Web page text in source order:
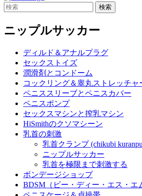
検索
ニップルサッカー
ディルド＆アナルプラグ
セックストイズ
潤滑剤とコンドーム
コックリング＆睾丸ストレッチャ
ペニススリーブとペニスカバー
ペニスポンプ
セックスマシンと搾乳マシン
HiSmithのクソマシーン
乳首の刺激
乳首クランプ (chikubi
ニップルサッカー
乳首を極限まで刺激する
ボンデージショップ
BDSM（ビー・ディー・エス・エ